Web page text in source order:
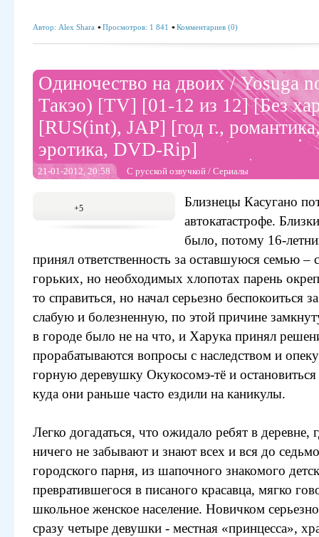
Автор: Alex Shara Просмотров: 1 841 Комментариев (0)
Одиночество на двоих / Yosuga
Такэо) [TV] [01-12 из 12] [Без
[RUS(int), JAP] [год г.,
эротика, DVD-Rip]
21-01-2012, 20:58 С русской озвучкой / Сериалы
+5
Близнецы Касугано
автокатастрофе.
было, потому 16-
принял ответственность за оставшуюся семью –
горьких, но необходимых хлопотах парень
то справиться, но начал серьезно беспокоиться
слабую и болезненную, по этой причине
в городе было не на что, и Харука принял
прорабатываются вопросы с наследством и
горную деревушку Окукосомэ-тё и
куда они раньше часто ездили на каникулы.
Легко догадаться, что ожидало ребят в деревне,
ничего не забывают и знают всех и вся до
городского парня, из шапочного знакомого
превратившегося в писаного красавца, мягко
школьное женское население. Новичком серьезно
сразу четыре девушки - местная «принцесса»,